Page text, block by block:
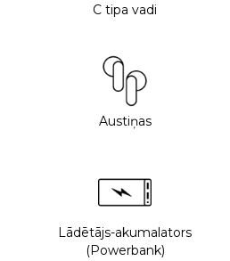
C tipa vadi
Austiņas
Lādētājs-akumalators
(Powerbank)